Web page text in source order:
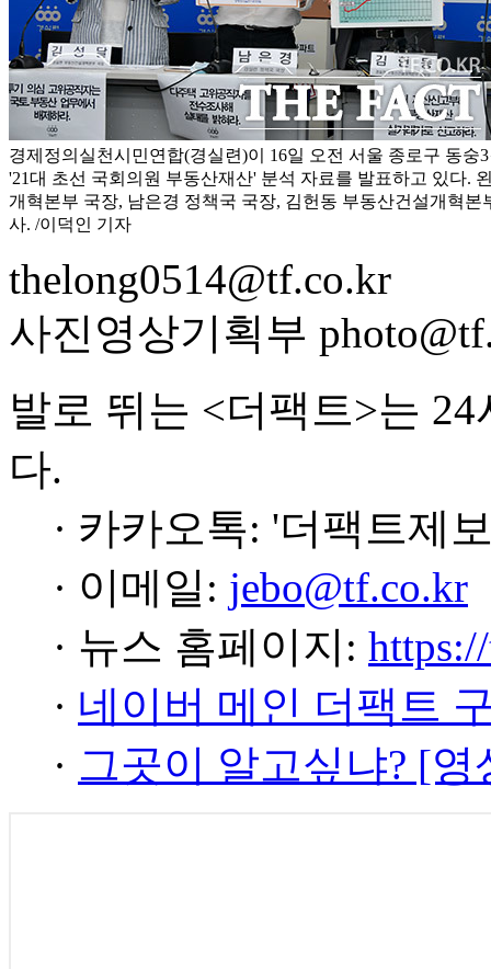
경제정의실천시민연합(경실련)이 16일 오전 서울 종로구 동숭
'21대 초선 국회의원 부동산재산' 분석 자료를 발표하고 있다.
개혁본부 국장, 남은경 정책국 국장, 김헌동 부동산건설개혁본
사. /이덕인 기자
thelong0514@tf.co.kr
사진영상기획부
발로 뛰는 <더팩트>는
다.
· 카카오톡: '더팩트제
· 이메일: jebo@tf.co.kr
· 뉴스 홈페이지:
· 네이버 메인 더팩트
· 그곳이 알고싶냐? [